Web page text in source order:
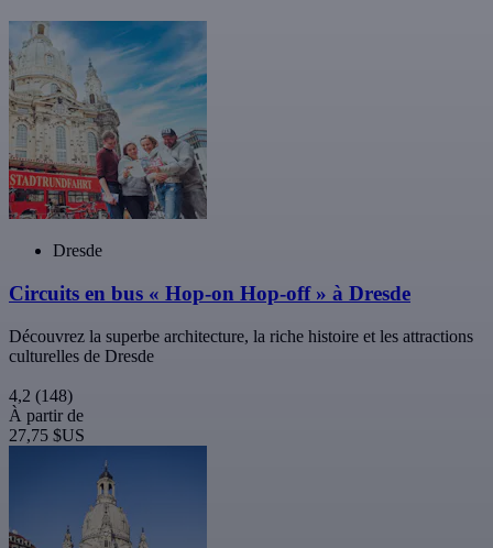
Dresde
Circuits en bus « Hop-on Hop-off » à Dresde
Découvrez la superbe architecture, la riche histoire et les attractions
culturelles de Dresde
4,2 (148)
À partir de
27,75 $US